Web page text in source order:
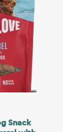
Snack